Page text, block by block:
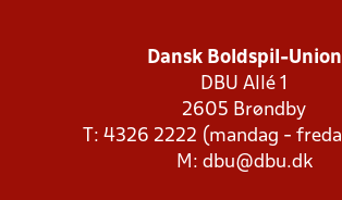
Dansk Boldspil-Union
DBU Allé 1
2605 Brøndby
T: 4326 2222 (mandag -
M: dbu@dbu.dk